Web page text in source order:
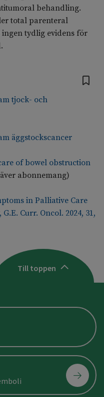
behandling.
total parenteral
tydlig evidens för
tjock- och
äggstockscancer
of bowel obstruction
abonnemang)
in Palliative Care
Curr. Oncol. 2024, 31,
Till toppen